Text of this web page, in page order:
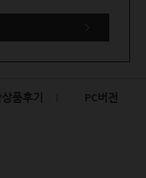
품후기 PC버전